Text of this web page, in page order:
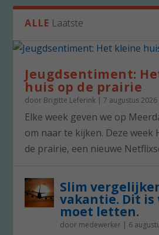
ALLE Laatste
Jeugdsentiment:
huis op de prairie
door Brigitte Leferink |7 augustus 2026
Elke week geven we op
om naar te kijken. Deze week
de prairie, een nieuwe
Slim
vakantie. Dit is
moet letten.
door medewerker | 6